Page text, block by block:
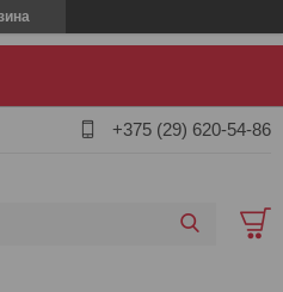
+375 (29) 620-54-86